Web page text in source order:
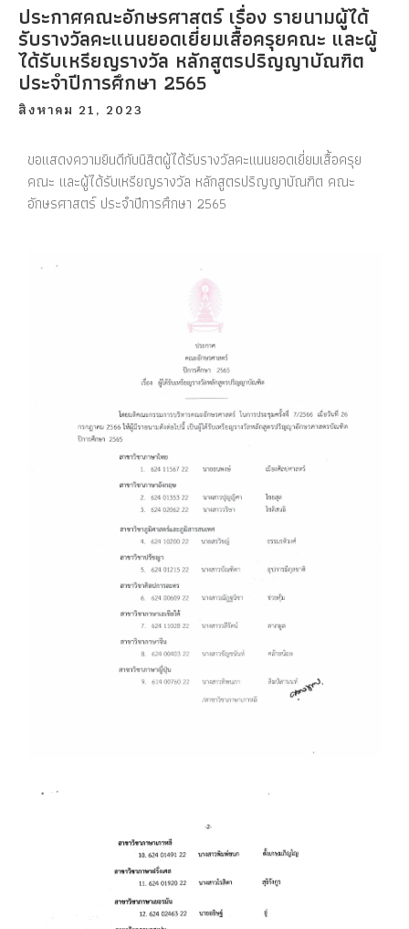
ประกาศคณะอักษรศาสตร์ เรื่อง รายนามผู้ได้
รับรางวัลคะแนนยอดเยี่ยมเสื้อครุยคณะ และผู้
ได้รับเหรียญรางวัล หลักสูตรปริญญาบัณฑิต
ประจำปีการศึกษา 2565
สิงหาคม 21, 2023
ขอแสดงความยินดีกับนิสิตผู้ได้รับรางวัลคะแนนยอดเยี่ยมเสื้อครุย
คณะ และผู้ได้รับเหรียญรางวัล หลักสูตรปริญญาบัณฑิต คณะ
อักษรศาสตร์ ประจำปีการศึกษา 2565